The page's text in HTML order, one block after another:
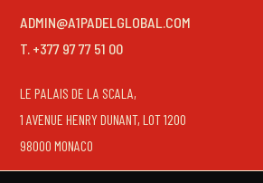
ADMIN@A1PADELGLOBAL.COM
T. +377 97 77 51 00
LE PALAIS DE LA SCALA,
1 AVENUE HENRY DUNANT, LOT 1200
98000 MONACO